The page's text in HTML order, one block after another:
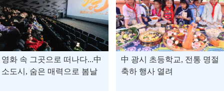
영화 속 그곳으로 떠나다...中
소도시, 숨은 매력으로 봄날
中 광시 초등학교, 전통 명절
축하 행사 열려